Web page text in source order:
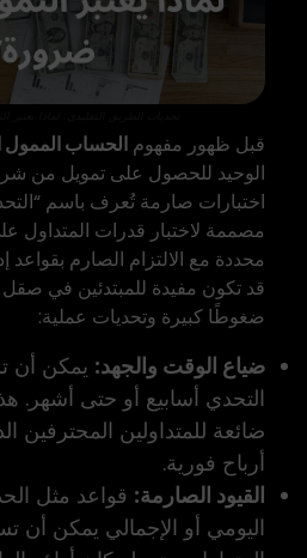
قبل ظهور مفهوم الحساب الممول
الوحيد للحصول على تمويل من
اختبارات صارمة تُعرف باسم
مصممة لاختبار قدرات المتداول
محددة مع الالتزام الصارم بقواعد
قد تكون مفيدة للمبتدئين في صقل
ضغوطًا كبيرة وتحديات عملية:
ضياع الوقت والجهد: يمكن أن
التحدي أسابيع أو حتى أشهر.
ضائعة للمتداولين المحترفين
أرباح فورية.
القيود الصارمة: قواعد مثل
اليومي أو الإجمالي يمكن